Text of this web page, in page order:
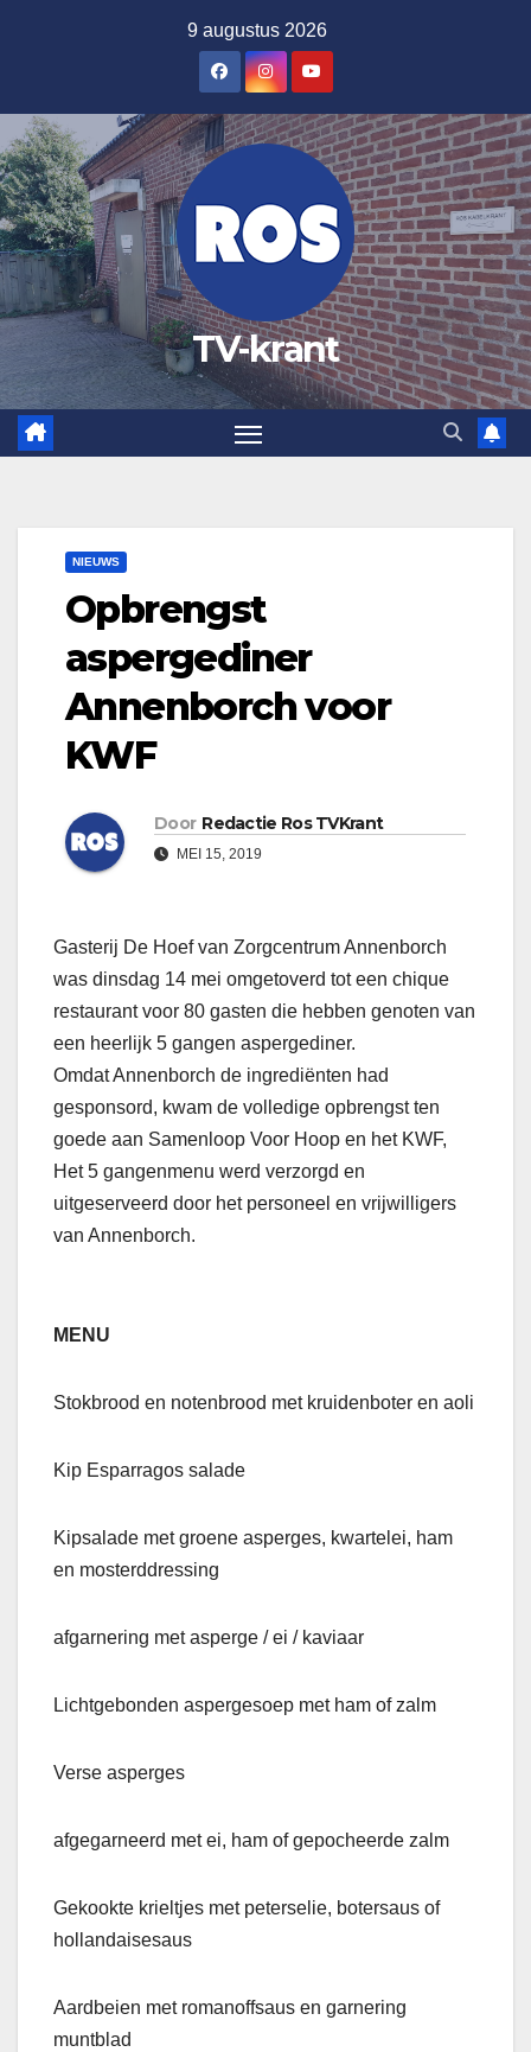
inhoud
9 augustus 2026
TV-krant
NIEUWS
Opbrengst
aspergediner
Annenborch voor
KWF
Door Redactie Ros TVKrant
MEI 15, 2019
Gasterij De Hoef van Zorgcentrum Annenborch
was dinsdag 14 mei omgetoverd tot een chique
restaurant voor 80 gasten die hebben genoten van
een heerlijk 5 gangen aspergediner.
Omdat Annenborch de ingrediënten had
gesponsord, kwam de volledige opbrengst ten
goede aan Samenloop Voor Hoop en het KWF,
Het 5 gangenmenu werd verzorgd en
uitgeserveerd door het personeel en vrijwilligers
van Annenborch.
MENU
Stokbrood en notenbrood met kruidenboter en aoli
Kip Esparragos salade
Kipsalade met groene asperges, kwartelei, ham
en mosterddressing
afgarnering met asperge / ei / kaviaar
Lichtgebonden aspergesoep met ham of zalm
Verse asperges
afgegarneerd met ei, ham of gepocheerde zalm
Gekookte krieltjes met peterselie, botersaus of
hollandaisesaus
Aardbeien met romanoffsaus en garnering
muntblad